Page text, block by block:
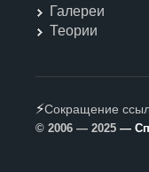
Галереи
Теории
⚡Сокращение
© 2006 — 2025 —